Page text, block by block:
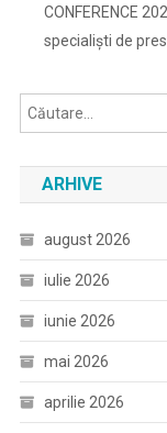
CONFERENCE
specialiști de
ARHIVE
august 2026
iulie 2026
iunie 2026
mai 2026
aprilie 2026